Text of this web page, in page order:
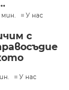
мин. У нас
с
мъж
У нас